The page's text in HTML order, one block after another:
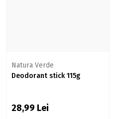
Natura Verde
Deodorant stick 115g
28,99 Lei